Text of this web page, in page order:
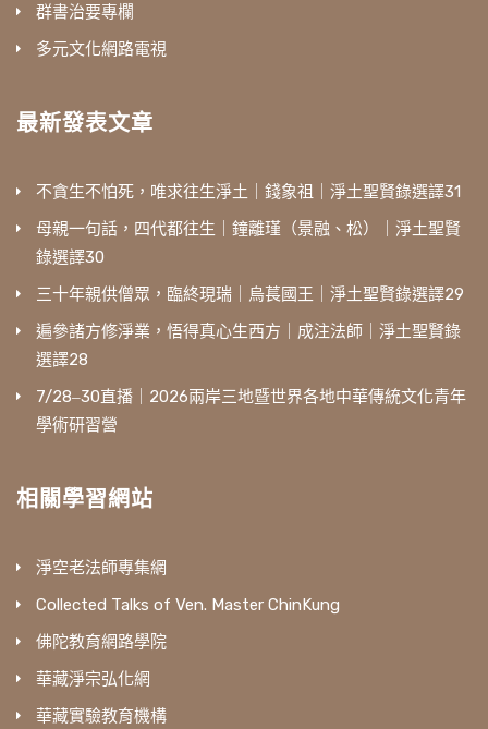
群書治要專欄
多元文化網路電視
最新發表文章
不貪生不怕死，唯求往生淨土｜錢象祖｜淨土聖賢錄選譯31
母親一句話，四代都往生｜鐘離瑾（景融、松）｜淨土聖賢
錄選譯30
三十年親供僧眾，臨終現瑞｜烏萇國王｜淨土聖賢錄選譯29
遍參諸方修淨業，悟得真心生西方｜成注法師｜淨土聖賢錄
選譯28
7/28‒30直播｜2026兩岸三地暨世界各地中華傳統文化青年
學術研習營
相關學習網站
淨空老法師專集網
Collected Talks of Ven. Master ChinKung
佛陀教育網路學院
華藏淨宗弘化網
華藏實驗教育機構